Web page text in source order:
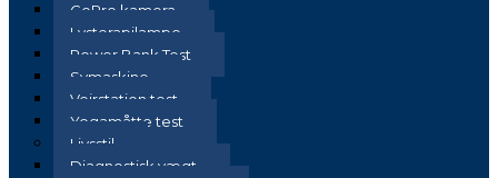
GoPro kamera
Lysterapilampe
Power Bank Test
Symaskine
Vejrstation test
Yogamåtte test
Livsstil
Diagnostisk vægt